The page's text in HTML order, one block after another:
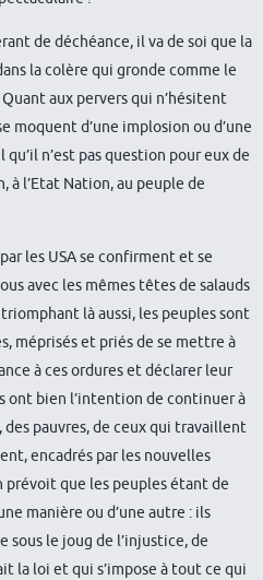
de déchéance, il va de soi que la
la colère qui gronde comme le
aux pervers qui n’hésitent
moquent d’une implosion ou d’une
n’est pas question pour eux de
à l’Etat Nation, au peuple de
les USA se confirment et se
avec les mêmes têtes de salauds
là aussi, les peuples sont
méprisés et priés de se mettre à
à ces ordures et déclarer leur
ont bien l’intention de continuer à
des pauvres, de ceux qui travaillent
encadrés par les nouvelles
prévoit que les peuples étant de
manière ou d’une autre : ils
sous le joug de l’injustice, de
la loi et qui s’impose à tout ce qui